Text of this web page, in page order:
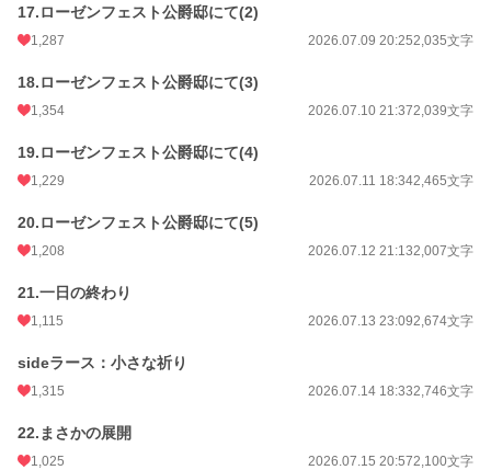
17.ローゼンフェスト公爵邸にて(2)
1,287 2026.07.09 20:252,035文字
18.ローゼンフェスト公爵邸にて(3)
1,354 2026.07.10 21:372,039文字
19.ローゼンフェスト公爵邸にて(4)
1,229 2026.07.11 18:342,465文字
20.ローゼンフェスト公爵邸にて(5)
1,208 2026.07.12 21:132,007文字
21.一日の終わり
1,115 2026.07.13 23:092,674文字
sideラース：小さな祈り
1,315 2026.07.14 18:332,746文字
22.まさかの展開
1,025 2026.07.15 20:572,100文字